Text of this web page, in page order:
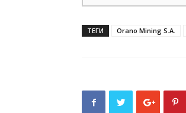
ТЕГИ Orano Mining S.A.